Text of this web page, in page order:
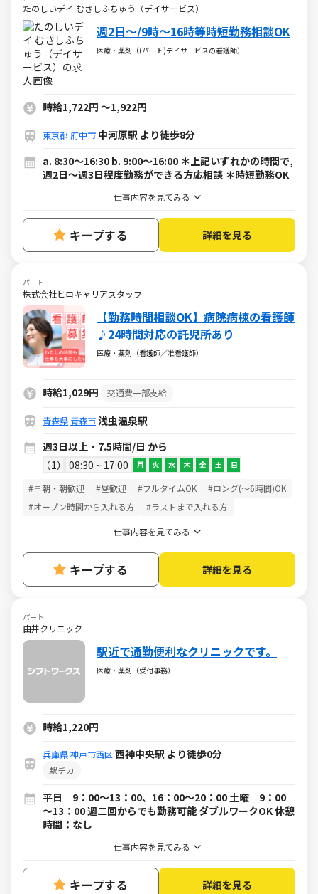
たのしいデイ むさしふちゅう（デイサービス）
週2日～/9時～16時等時短勤務相談OK
医療・薬剤（(パート)デイサービスの看護師）
時給1,722円 ～1,922円
東京都 府中市 中河原駅 より徒歩8分
a. 8:30～16:30 b. 9:00～16:00 ＊上記いずれかの時間で,
週2日～週3日程度勤務ができる方応相談 ＊時短勤務OK
仕事内容を見てみる
キープする 詳細を見る
パート
株式会社ヒロキャリアスタッフ
【勤務時間相談OK】病院病棟の看護師
♪24時間対応の託児所あり
医療・薬剤（看護師／准看護師）
時給1,029円 交通費一部支給
青森県 青森市浅虫温泉駅
週3日以上・7.5時間/日 から
1
08:30 ~ 17:00 月 火 水 木 金 土 日
#早朝・朝歓迎 #昼歓迎 #フルタイムOK
#ロング(～6時間)OK
#オープン時間から入れる方
#ラストまで入れる方
仕事内容を見てみる
キープする 詳細を見る
パート
由井クリニック
駅近で通勤便利なクリニックです。
医療・薬剤（受付事務）
時給1,220円
兵庫県神戸市西区 西神中央駅 より徒歩0分
駅チカ
平日 9：00～13：00、16：00～20：00 土曜 9：00
～13：00 週二回からでも勤務可能 ダブルワークOK 休憩
時間：なし
仕事内容を見てみる
キープする 詳細を見る